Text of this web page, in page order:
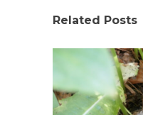
Related Posts